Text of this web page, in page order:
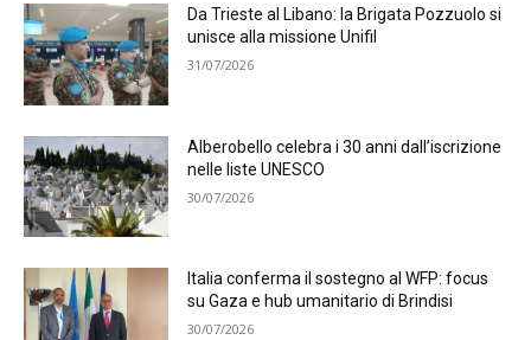
Da Trieste al Libano: la Brigata Pozzuolo si
unisce alla missione Unifil
31/07/2026
Alberobello celebra i 30 anni dall’iscrizione
nelle liste UNESCO
30/07/2026
Italia conferma il sostegno al WFP: focus
su Gaza e hub umanitario di Brindisi
30/07/2026